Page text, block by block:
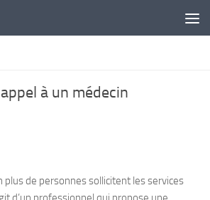
à un médecin
plus de personnes sollicitent les services